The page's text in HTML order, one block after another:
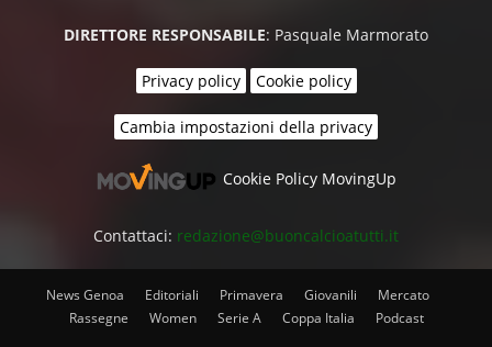
DIRETTORE RESPONSABILE: Pasquale Marmorato
Privacy policy Cookie policy
Cambia impostazioni della privacy
Cookie Policy MovingUp
Contattaci: redazione@buoncalcioatutti.it
News Genoa Editoriali Primavera Giovanili
Mercato
Rassegne
Women Serie A Coppa Italia Podcast